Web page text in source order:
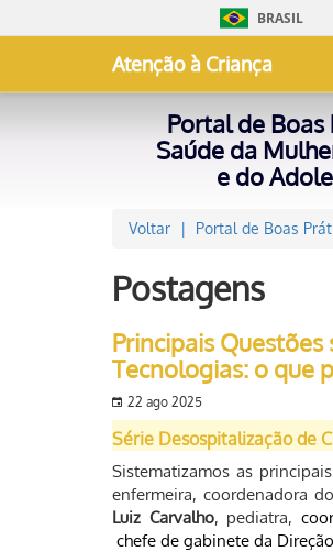
BRASIL
Atenção à Criança
Portal de Boas
Saúde da
e do
Voltar Portal de Boas
Postagens
Principais
Tecnologias: o que
22 ago 2025
Série Desospitalização de
Sistematizamos as
enfermeira, coordenadora
Luiz Carvalho, pediatra,
chefe de gabinete da